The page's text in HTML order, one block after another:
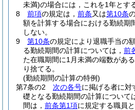
未満)の場合には，これを1年とす
8
前項の規定は， 前条又は第10条
額を計算する場合における勤続期
しない。
9
第10条の規定により退職手当の
る勤続期間の計算については， 前
た在職期間に1月未満の端数があ
り捨てる。
(勤続期間の計算の特例)
第7条の2
次の各号に掲げる者に対
礎となる勤続期間の計算について
間は， 前条第1項に規定する職員